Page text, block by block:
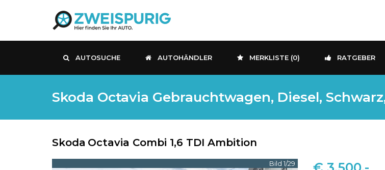
AUTOSUCHE AUTOHÄNDLER MERKLISTE (0) RATGEBER
Skoda Octavia Gebrauchtwagen, Diesel,
Skoda Octavia Combi 1,6 TDI Ambition
Bild 1/29